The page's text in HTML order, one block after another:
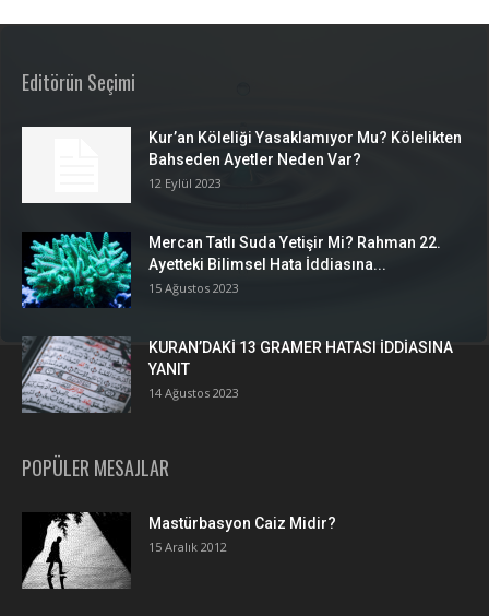
Editörün Seçimi
Kur’an Köleliği Yasaklamıyor Mu? Kölelikten
Bahseden Ayetler Neden Var?
12 Eylül 2023
Mercan Tatlı Suda Yetişir Mi? Rahman 22.
Ayetteki Bilimsel Hata İddiasına...
15 Ağustos 2023
KURAN’DAKİ 13 GRAMER HATASI İDDİASINA
YANIT
14 Ağustos 2023
POPÜLER MESAJLAR
Mastürbasyon Caiz Midir?
15 Aralık 2012